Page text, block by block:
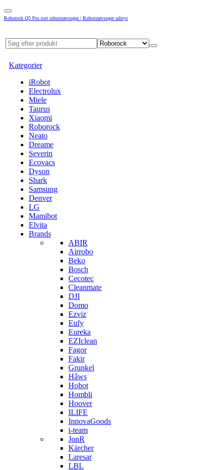
Roborock Q5 Pro sort robotstøvsuger | Robotstøvsuger udstyr
Kategorier
iRobot
Electrolux
Miele
Taurus
Xiaomi
Roborock
Neato
Dreame
Severin
Ecovacs
Dyson
Shark
Samsung
Denver
LG
Mamibot
Elvita
Brands
ABIR
Airrobo
Beko
Bosch
Cecotec
Cleanmate
DJI
Domo
Ezviz
Eufy
Eureka
EZIclean
Fagor
Fakir
Grunkel
Hâws
Hobot
Hombli
Hoover
ILIFE
InnovaGoods
i-team
JonR
Kärcher
Laresar
LBL